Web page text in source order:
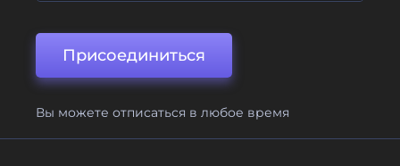
Присоединиться
Вы можете отписаться в любое время